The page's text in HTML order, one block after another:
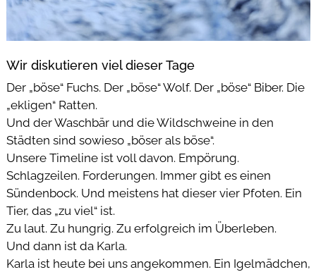
Wir diskutieren viel dieser Tage
Der „böse“ Fuchs. Der „böse“ Wolf. Der „böse“ Biber. Die
„ekligen“ Ratten.
Und der Waschbär und die Wildschweine in den
Städten sind sowieso „böser als böse“.
Unsere Timeline ist voll davon. Empörung.
Schlagzeilen. Forderungen. Immer gibt es einen
Sündenbock. Und meistens hat dieser vier Pfoten. Ein
Tier, das „zu viel“ ist.
Zu laut. Zu hungrig. Zu erfolgreich im Überleben.
Und dann ist da Karla.
Karla ist heute bei uns angekommen. Ein Igelmädchen,